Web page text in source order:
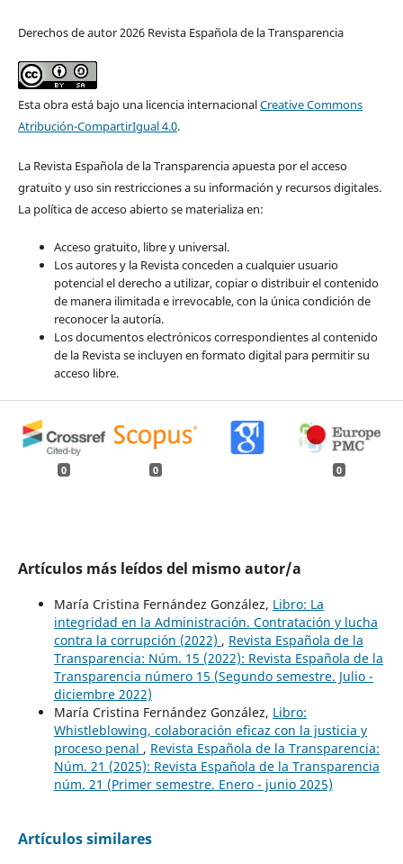
Derechos de autor 2026 Revista Española de la Transparencia
Esta obra está bajo una licencia internacionalCreative Commons
Atribución-CompartirIgual 4.0.
La Revista Española de la Transparencia apuesta por el acceso
gratuito y uso sin restricciones a su información y recursos digitales.
La política de acceso abierto se materializa en:
Acceso gratuito, libre y universal.
Los autores y la Revista conceden a cualquier usuario
potencial el derecho a utilizar, copiar o distribuir el contenido
de manera ilimitada e irrevocable, con la única condición de
reconocer la autoría.
Los documentos electrónicos correspondientes al contenido
de la Revista se incluyen en formato digital para permitir su
acceso libre.
0 0 0
Artículos más leídos del mismo autor/a
María Cristina Fernández González, Libro: La
integridad en la Administración. Contratación y lucha
contra la corrupción (2022) , Revista Española de la
Transparencia: Núm. 15 (2022): Revista Española de la
Transparencia número 15 (Segundo semestre. Julio -
diciembre 2022)
María Cristina Fernández González, Libro:
Whistleblowing, colaboración eficaz con la justicia y
proceso penal , Revista Española de la Transparencia:
Núm. 21 (2025): Revista Española de la Transparencia
núm. 21 (Primer semestre. Enero - junio 2025)
Artículos similares